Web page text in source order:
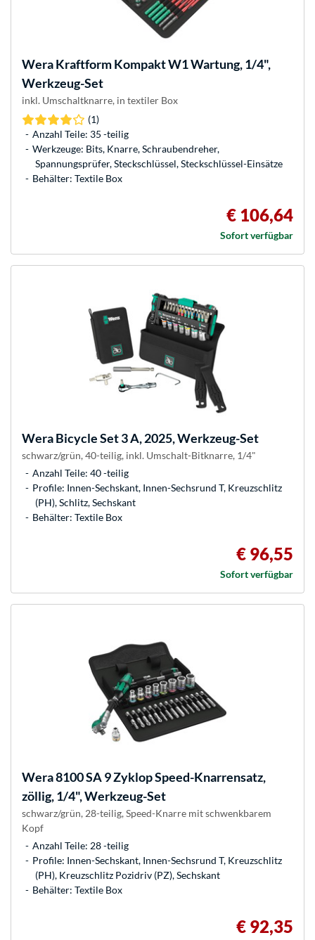
WeraKraftform Kompakt W1 Wartung, 1/4",
Werkzeug-Set
inkl. Umschaltknarre, in textiler Box
(1)
Anzahl Teile: 35 -teilig
Werkzeuge: Bits, Knarre, Schraubendreher,
Spannungsprüfer, Steckschlüssel, Steckschlüssel-Einsätze
Behälter: Textile Box
€ 106,64
Sofort verfügbar
WeraBicycle Set 3 A, 2025, Werkzeug-Set
schwarz/grün, 40-teilig, inkl. Umschalt-Bitknarre, 1/4"
Anzahl Teile: 40 -teilig
Profile: Innen-Sechskant, Innen-Sechsrund T, Kreuzschlitz
(PH), Schlitz, Sechskant
Behälter: Textile Box
€ 96,55
Sofort verfügbar
Wera8100 SA 9 Zyklop Speed-Knarrensatz,
zöllig, 1/4", Werkzeug-Set
schwarz/grün, 28-teilig, Speed-Knarre mit schwenkbarem
Kopf
Anzahl Teile: 28 -teilig
Profile: Innen-Sechskant, Innen-Sechsrund T, Kreuzschlitz
(PH), Kreuzschlitz Pozidriv (PZ), Sechskant
Behälter: Textile Box
€ 92,35